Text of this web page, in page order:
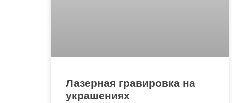
Лазерная гравировка на
украшениях